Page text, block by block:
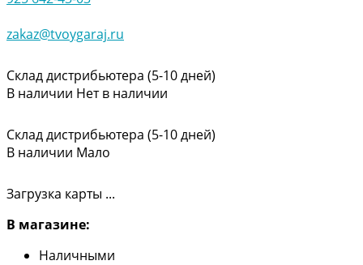
zakaz@tvoygaraj.ru
Склад дистрибьютера (5-10 дней)
В наличии Нет в наличии
Склад дистрибьютера (5-10 дней)
В наличии Мало
Загрузка карты ...
В магазине:
Наличными